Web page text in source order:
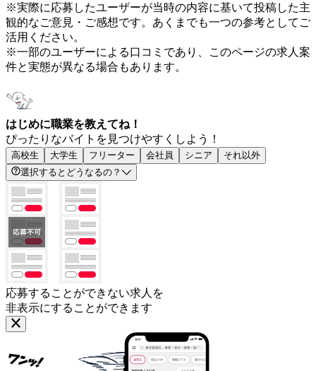
※実際に応募したユーザーが当時の内容に基いて投稿した主
観的なご意見・ご感想です。あくまでも一つの参考としてご
活用ください。
※一部のユーザーによる口コミであり、このページの求人案
件と実態が異なる場合もあります。
はじめに職業を教えてね！
ぴったりなバイトを見つけやすくしよう！
高校生 大学生 フリーター 会社員 シニア
それ以外
選択するとどうなるの？
応募することができない求人を
非表示にすることができます